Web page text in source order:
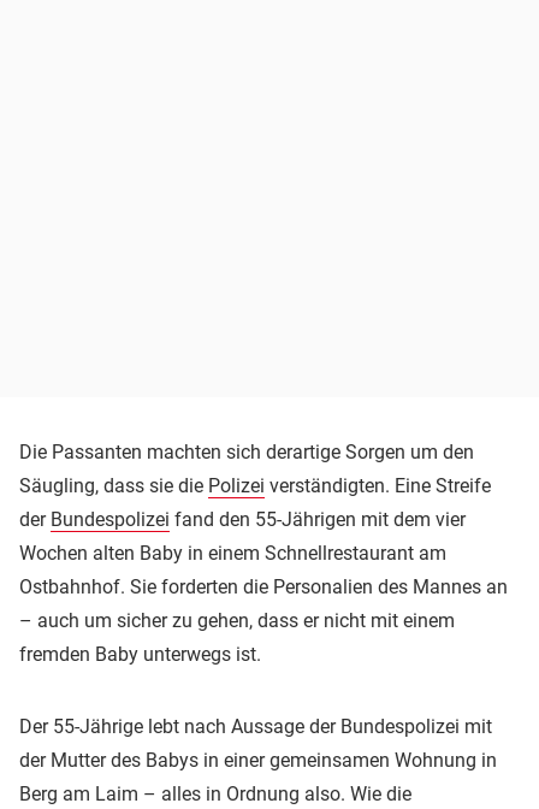
Die Passanten machten sich derartige Sorgen um den
Säugling, dass sie die Polizei verständigten. Eine Streife
der Bundespolizei fand den 55-Jährigen mit dem vier
Wochen alten Baby in einem Schnellrestaurant am
Ostbahnhof. Sie forderten die Personalien des Mannes an
– auch um sicher zu gehen, dass er nicht mit einem
fremden Baby unterwegs ist.
Der 55-Jährige lebt nach Aussage der Bundespolizei mit
der Mutter des Babys in einer gemeinsamen Wohnung in
Berg am Laim – alles in Ordnung also. Wie die